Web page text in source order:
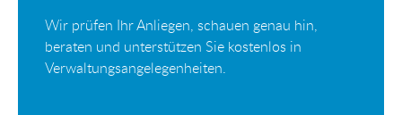
Wir prüfen Ihr Anliegen, schauen genau hin,
beraten und unterstützen Sie kostenlos in
Verwaltungsangelegenheiten.